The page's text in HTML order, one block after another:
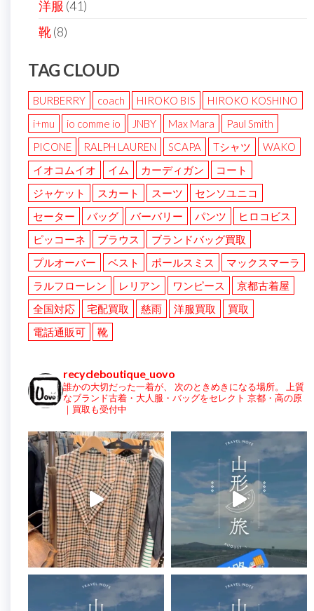
洋服 (41)
靴(8)
TAG CLOUD
BURBERRY coach HIROKO BIS
HIROKO KOSHINO
i+mu
io comme io JNBY Max Mara
Paul Smith
PICONE
RALPH LAUREN SCAPA Tシャツ
WAKO
イオコムイオ
イム カーディガン
コート
ジャケット
スカート スーツ
センソユニコ
セーター
バッグ バーバリー パンツ
ヒロコビス
ピッコーネ
ブラウス
ブランドバッグ買取
プルオーバー
ベスト ポールスミス
マックスマーラ
ラルフローレン
レリアン ワンピース
京都古着屋
全国対応
宅配買取 慈雨 洋服買取
買取
電話通販可
靴
recycleboutique_uovo
誰かの大切だった一着が、 次のときめきになる場所。
上質
なブランド古着・大人服・バッグをセレクト 京都・高の原
｜買取も受付中